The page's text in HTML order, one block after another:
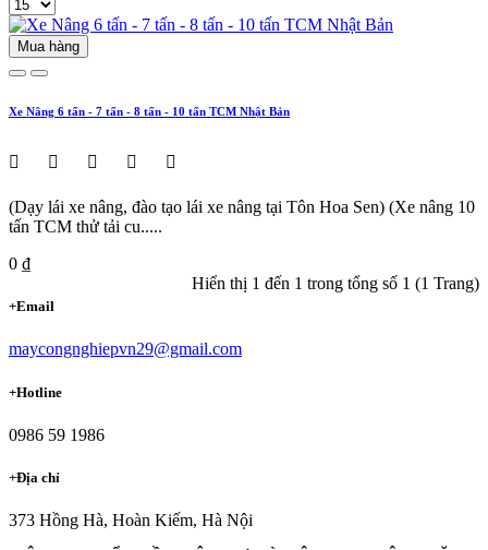
Mua hàng
Xe Nâng 6 tấn - 7 tấn - 8 tấn - 10 tấn TCM Nhật Bản
(Dạy lái xe nâng, đào tạo lái xe nâng tại Tôn Hoa Sen) (Xe nâng 10
tấn TCM thử tải cu.....
0 ₫
Hiển thị 1 đến 1 trong tổng số 1 (1 Trang)
+Email
maycongnghiepvn29@gmail.com
+Hotline
0986 59 1986
+Địa chỉ
373 Hồng Hà, Hoàn Kiếm, Hà Nội